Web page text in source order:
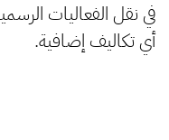
في نقل الفعاليات
أي تكاليف إضافية.